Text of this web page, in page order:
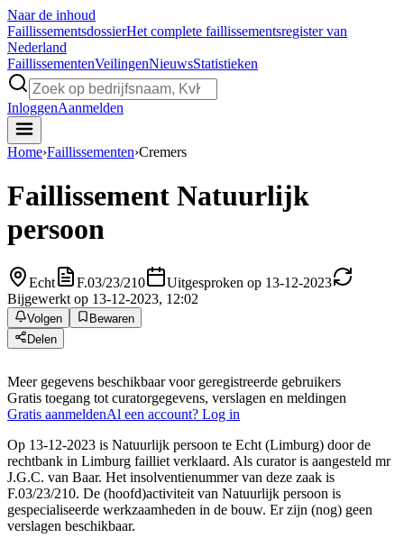
Naar de inhoud
FaillissementsdossierHet complete faillissementsregister van
Nederland
FaillissementenVeilingenNieuwsStatistieken
InloggenAanmelden
Home›Faillissementen›Cremers
Faillissement Natuurlijk
persoon
Echt F.03/23/210
Uitgesproken op 13-12-2023
Bijgewerkt op 13-12-2023, 12:02
Volgen
Bewaren
Delen
Meer gegevens beschikbaar voor geregistreerde gebruikers
Gratis toegang tot curatorgegevens, verslagen en meldingen
Gratis aanmeldenAl een account? Log in
Op 13-12-2023 is Natuurlijk persoon te Echt (Limburg) door de
rechtbank in Limburg failliet verklaard. Als curator is aangesteld mr
J.G.C. van Baar. Het insolventienummer van deze zaak is
F.03/23/210. De (hoofd)activiteit van Natuurlijk persoon is
gespecialiseerde werkzaamheden in de bouw. Er zijn (nog) geen
verslagen beschikbaar.